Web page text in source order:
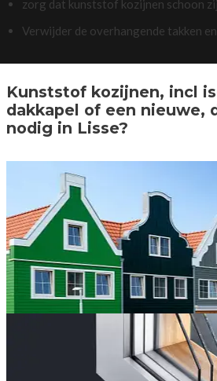
zorg dat kunststof kozijnen schoon
Verwijder de overhangende takken
Kunststof kozijnen, incl
dakkapel of een nieuwe,
nodig in Lisse?